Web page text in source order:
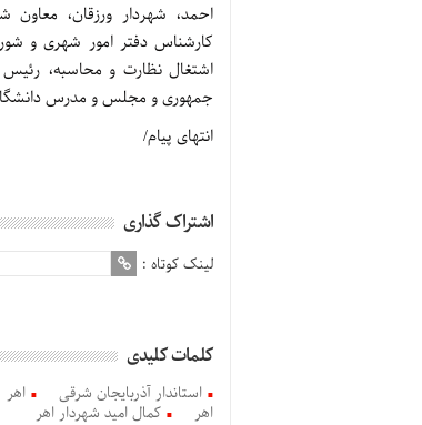
احمد، شهردار ورزقان، معاون
کارشناس دفتر امور شهری و
اشتغال نظارت و محاسبه،
جمهوری و مجلس و مدرس
انتهای پیام/
اشتراک گذاری
لینک کوتاه :
کلمات کلیدی
استاندار آذربایجان‌ شرقی اهر
اهر
کمال امید شهردار اهر